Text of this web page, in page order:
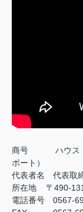
商号
ハウスド
ポート）
代表者名 代表
所在地 〒490-
電話番号 0567-